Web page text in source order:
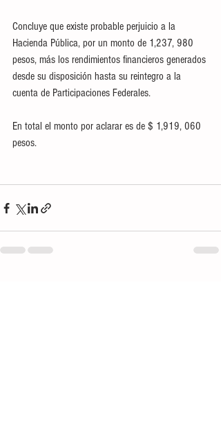
Concluye que existe probable perjuicio a la
Hacienda Pública, por un monto de 1,237, 980
pesos, más los rendimientos financieros generados
desde su disposición hasta su reintegro a la
cuenta de Participaciones Federales.
En total el monto por aclarar es de $ 1,919, 060
pesos.